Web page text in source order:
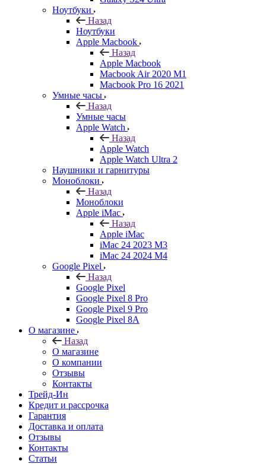
Ноутбуки
Назад
Ноутбуки
Apple Macbook
Назад
Apple Macbook
Macbook Air 2020 M1
Macbook Pro 16 2021
Умные часы
Назад
Умные часы
Apple Watch
Назад
Apple Watch
Apple Watch Ultra 2
Наушники и гарнитуры
Моноблоки
Назад
Моноблоки
Apple iMac
Назад
Apple iMac
iMac 24 2023 M3
iMac 24 2024 M4
Google Pixel
Назад
Google Pixel
Google Pixel 8 Pro
Google Pixel 9 Pro
Google Pixel 8A
О магазине
Назад
О магазине
О компании
Отзывы
Контакты
Трейд-Ин
Кредит и рассрочка
Гарантия
Доставка и оплата
Отзывы
Контакты
Статьи